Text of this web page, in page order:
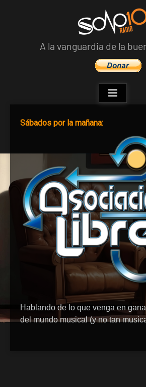
A la vanguardia de la
Sábados por la mañana:
Hablando de lo que venga en
del mundo musical (y no tan